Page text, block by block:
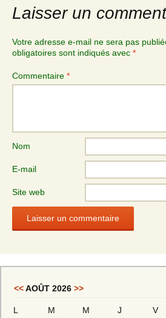
Laisser un
Votre adresse e-mail ne sera pas
obligatoires sont indiqués avec *
Commentaire *
Nom
E-mail
Site web
<<AOÛT 2026 >>
L M M J V